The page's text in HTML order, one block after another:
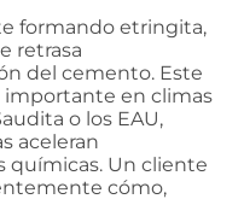
formando etringita,
retrasa
del cemento. Este
en climas
o los EAU,
aceleran
químicas. Un cliente
cómo,